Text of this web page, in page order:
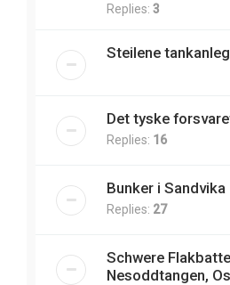
Replies: 3
Steilene
Det tyske
Replies: 16
Bunker i Sandvika
Replies: 27
Schwere
Nesoddtangen,